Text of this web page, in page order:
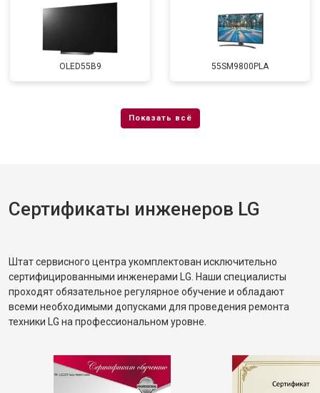
OLED55B9 55SM9800PLA
Сертификаты инженеров LG
Штат сервисного центра укомплектован исключительно
сертифицированными инженерами LG. Наши специалисты
проходят обязательное регулярное обучение и обладают
всеми необходимыми допусками для проведения ремонта
техники LG на профессиональном уровне.